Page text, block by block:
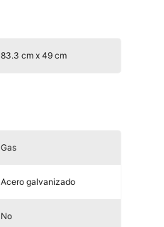
83.3 cm x 49 cm
Gas
Acero galvanizado
No